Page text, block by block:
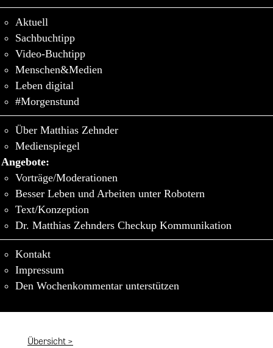
Aktuell
Sachbuchtipp
Video-Buchtipp
Menschen&Medien
Leben digital
#Morgenstund
Über Matthias Zehnder
Medienspiegel
Angebote:
Vorträge/Moderationen
Besser Leben und Arbeiten unter Robotern
Text/Konzeption
Dr. Matthias Zehnders Checkup Kommunikation
Kontakt
Impressum
Den Wochenkommentar unterstützen
Übersicht >